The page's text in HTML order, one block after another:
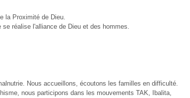
la Proximité de Dieu.
réalise l'alliance de Dieu et des hommes.
Nous accueillons, écoutons les familles en difficulté.
nous participons dans les mouvements TAK, Ibalita,